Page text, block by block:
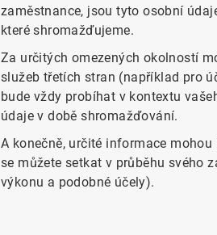
zaměstnance, jsou tyto osobní
které shromažďujeme.
Za určitých omezených okolností
služeb třetích stran (například pro
bude vždy probíhat v kontextu
údaje v době shromažďování.
A konečně, určité informace
se můžete setkat v průběhu svého
výkonu a podobné účely).